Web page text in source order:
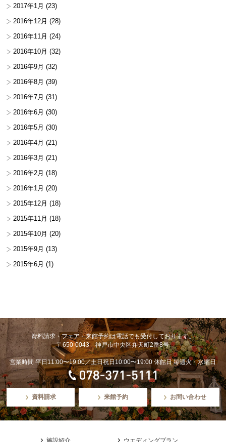
2017年1月 (23)
2016年12月 (28)
2016年11月 (24)
2016年10月 (32)
2016年9月 (32)
2016年8月 (39)
2016年7月 (31)
2016年6月 (30)
2016年5月 (30)
2016年4月 (21)
2016年3月 (21)
2016年2月 (18)
2016年1月 (20)
2015年12月 (18)
2015年11月 (18)
2015年10月 (20)
2015年9月 (13)
2015年6月 (1)
資料請求・フェア・来館予約は電話でも受付しております。
〒650-0043 神戸市中央区弁天町2番8号
営業時間 平日11:00〜19:00／土日祝日10:00〜19:00 休館日 毎週火・水曜日
資料請求 来館予約 お問い合わせ